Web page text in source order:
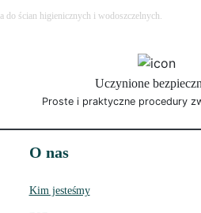
do ścian higienicznych i wodoszczelnych.
Uczynione
Proste i praktyczne procedury
O nas
Kim jesteśmy